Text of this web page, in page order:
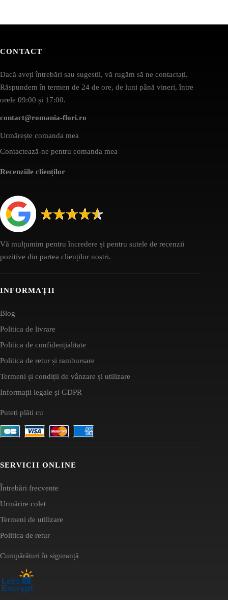
CONTACT
Dacă aveți întrebări sau sugestii, vă rugăm să ne contactați.
Răspundem în termen de 24 de ore, de luni până vineri, între
orele 09:00 și 17:00.
contact@romania-flori.ro
Urmărește comanda mea
Contactează-ne pentru comanda mea
Recenziile clienților
Vă mulțumim pentru încredere și pentru sutele de recenzii
pozitive din partea clienților noștri.
INFORMAȚII
Blog
Politica de livrare
Politica de confidențialitate
Politica de retur și rambursare
Termeni și condiții de vânzare și utilizare
Informații legale și GDPR
Puteți plăti cu
SERVICII ONLINE
Întrebări frecvente
Urmărire colet
Termeni de utilizare
Politica de retur
Cumpărături în siguranță